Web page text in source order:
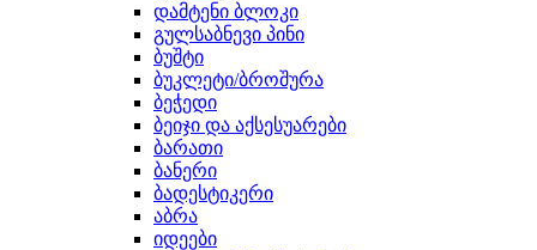
დამტენი ბლოკი
გულსაბნევი პინი
ბუშტი
ბუკლეტი/ბროშურა
ბეჭედი
ბეიჯი და აქსესუარები
ბარათი
ბანერი
ბადესტიკერი
აბრა
იდეები